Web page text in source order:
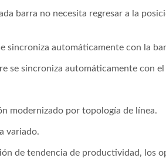
barra no necesita regresar a la
sincroniza automáticamente con la
se sincroniza automáticamente con
modernizado por topología de línea.
variado.
de tendencia de productividad, los